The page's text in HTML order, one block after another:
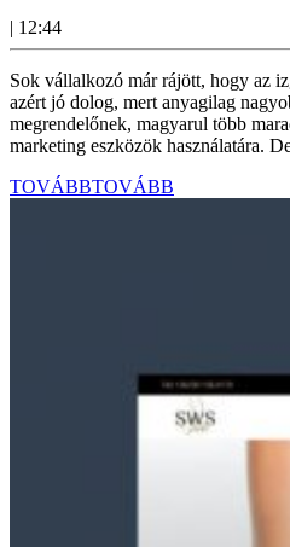
| 12:44
Sok vállalkozó már rájött, hogy az
azért jó dolog, mert anyagilag
megrendelőnek, magyarul több
marketing eszközök használatára.
TOVÁBBTOVÁBB